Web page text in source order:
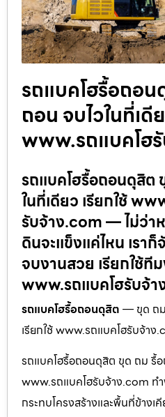
รถแบคโฮรื้อถอ
ถอน จบไวในที่เดี
www.รถแบคโฮ
รถแบคโฮรื้อถอนดุสิต
ในที่เดียว เรียกใช้
รับจ้าง.com — ไม่ว่า
ดินจะแข็งแค่ไหน เรา
จบงานสวย เรียกใช้ที
www.รถแบคโฮรับจ้
รถแบคโฮรื้อถอนดุสิต — ขุด ถม
เรียกใช้ www.รถแบคโฮรับจ้าง
รถแบคโฮรื้อถอนดุสิต ขุด ถม รื้อ
www.รถแบคโฮรับจ้าง.com ท
กระทบโครงสร้างและพื้นที่ข้างเ